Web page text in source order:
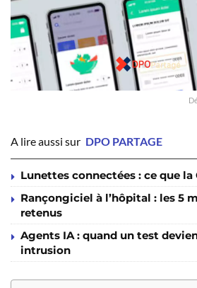
A lire aussi sur DPO PARTAGE
Lunettes connectées : ce que
Rançongiciel à l’hôpital : les 5
retenus
Agents IA : quand un test
intrusion